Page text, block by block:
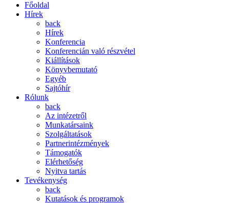
Főoldal
Hírek
back
Hírek
Konferencia
Konferencián való részvétel
Kiállítások
Könyvbemutató
Egyéb
Sajtóhír
Rólunk
back
Az intézetről
Munkatársaink
Szolgáltatások
Partnerintézmények
Támogatók
Elérhetőség
Nyitva tartás
Tevékenység
back
Kutatások és programok